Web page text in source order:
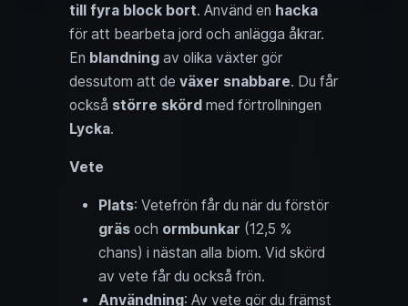
till fyra block bort. Använd en hacka
för att bearbeta jord och anlägga åkrar.
En blandning av olika växter gör
dessutom att de växer snabbare. Du får
också större skörd med förtrollningen
Lycka.
Vete
Plats: Vetefrön får du när du förstör
gräs och ormbunkar (12,5 %
chans) i nästan alla biom. Vid skörd
av vete får du också frön.
Användning: Av vete gör du främst